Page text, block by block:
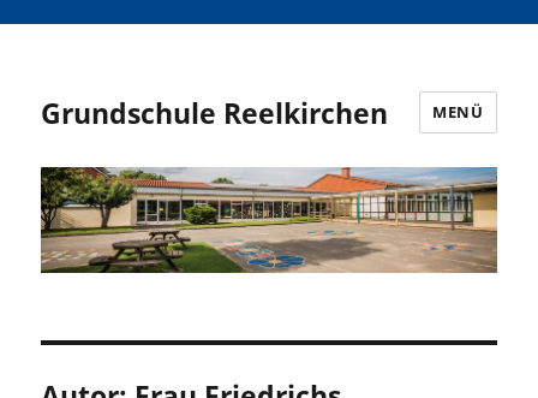
Grundschule Reelkirchen MENÜ